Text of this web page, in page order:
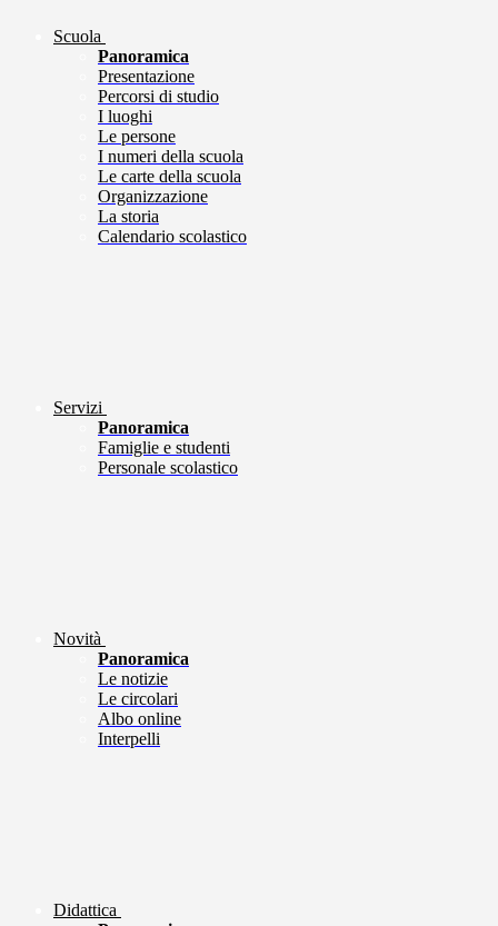
Scuola
Panoramica
Presentazione
Percorsi di studio
I luoghi
Le persone
I numeri della scuola
Le carte della scuola
Organizzazione
La storia
Calendario scolastico
Servizi
Panoramica
Famiglie e studenti
Personale scolastico
Novità
Panoramica
Le notizie
Le circolari
Albo online
Interpelli
Didattica